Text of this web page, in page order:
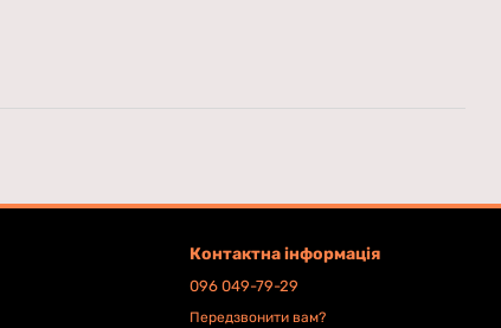
Контактна інформація
096 049-79-29
Передзвонити вам?